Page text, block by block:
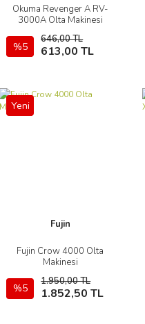
Okuma Revenger A RV-
3000A Olta Makinesi
%5
646,00 TL
613,00 TL
İncele
Sepete Ekle
Yeni
Fujin
Fujin Crow 4000 Olta
Makinesi
%5
1.950,00 TL
1.852,50 TL
İncele
Sepete Ekle